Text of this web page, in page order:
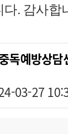
. 감사합
독예방상담
03-27